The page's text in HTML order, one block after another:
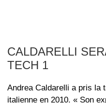
CALDARELLI
TECH 1
Andrea Caldarelli a pris la
italienne en 2010. « Son